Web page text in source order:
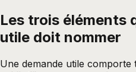
Les trois éléments
utile doit nommer
Une demande utile